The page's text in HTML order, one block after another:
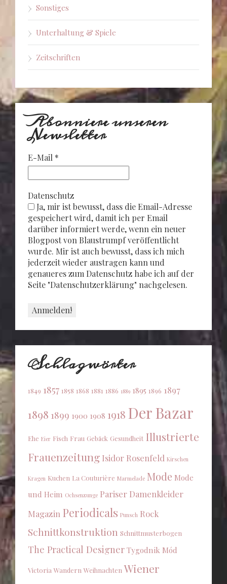
Sonstiges
Unterhaltung & Spiele
Zeitschriften
Abonniere unseren
Newsletter
E-Mail *
Datenschutz
Ja, mir ist bewusst, dass die Email-Adresse
gespeichert wird, damit ich per Email
darüber informiert werde, wenn ein neuer
Blogpost von Blaustrumpf veröffentlicht
wurde. Mir ist auch bewusst, dass ich mich
jederzeit wieder austragen kann und
genaueres zum Datenschutz habe ich auf der
Seite "Datenschutzerklärung" nachgelesen.
Schlagwörter
1849 1857 1858 1868 1881 1886 1889 1895 1896 1897
1898 1899 1900 1908 1918 Der Bazar
Ehe Eier Fisch Frau Gebäck Gesundheit Illustrierte
Frauenzeitung Isidor Rosenfeld Kirschen
Kragen Kuchen La Couturière Marmelade Mode Mode
und Heim Ochsenzunge Pariser Damenkleider
Magazin Periodicals Punsch Rock
Schnittkonstruktion Schnittmusterbogen
The Practical Designer Tygodnik Mód
Victoria Wandern Weihnachten Wiener